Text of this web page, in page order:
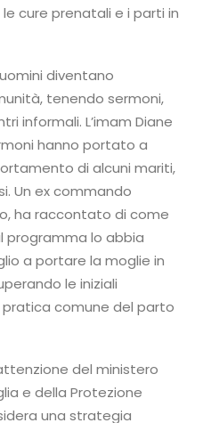
cure prenatali e i parti in
diventano
tenendo sermoni,
informali. L’imam Diane
hanno portato a
di alcuni mariti,
Un ex commando
ha raccontato di come
programma lo abbia
a portare la moglie in
le iniziali
comune del parto
del ministero
e della Protezione
una strategia